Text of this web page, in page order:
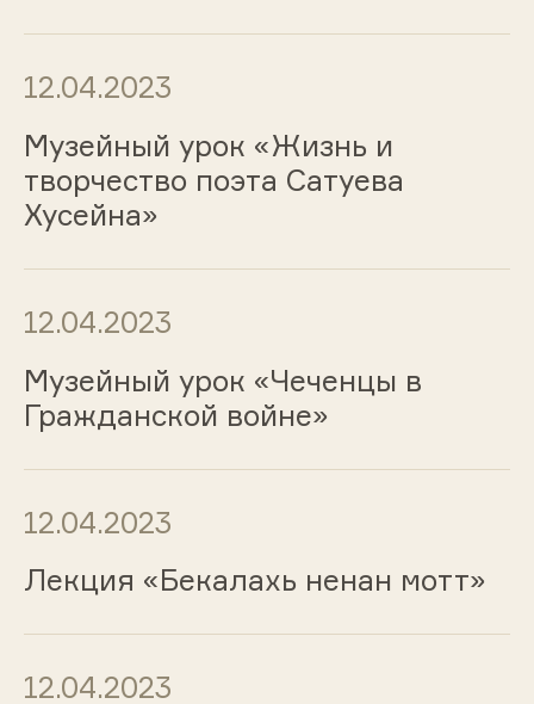
12.04.2023
Музейный урок «Жизнь и
творчество поэта Сатуева
Хусейна»
12.04.2023
Музейный урок «Чеченцы в
Гражданской войне»
12.04.2023
Лекция «Бекалахь ненан мотт»
12.04.2023